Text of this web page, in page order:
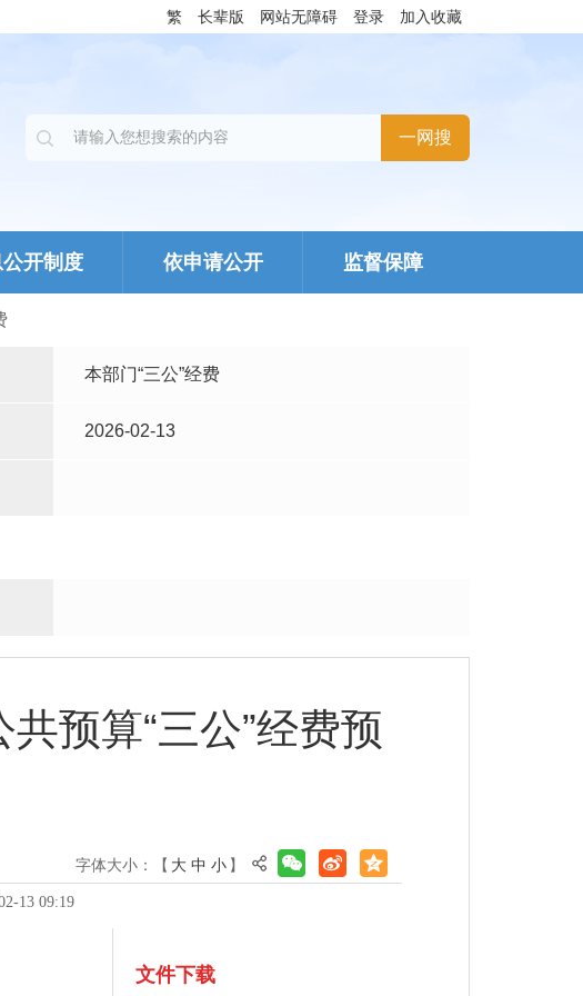
繁 长辈版 网站无障碍 登录 加入收藏
开制度 依申请公开 监督保障
本部门“三公”经费
2026-02-13
预算“三公”经费预
字体大小：【 大 中 小 】
13 09:19
文件下载